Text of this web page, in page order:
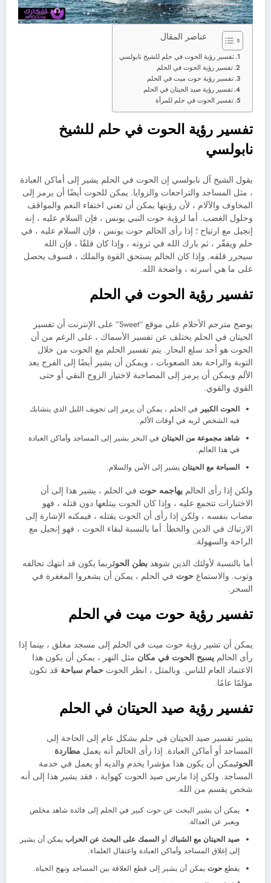
عناصر المقال
تفسير رؤية الحوت في حلم للشيخ نابولسي
تفسير رؤية الحوت في الحلم
تفسير رؤية حوت ميت في الحلم
تفسير رؤية صيد الحيتان في الحلم
تفسير الحوت في حلم للمرأة
تفسير رؤية الحوت في حلم للشيخ
نابولسي
يقول الشيخ آل نابولسي إن الحوت في الحلم يشير إلى أماكن العبادة
، مثل المساجد والتراجعات والزوايا. يمكن للحوت أيضًا أن يرمز إلى
المخاوف والآلام ، لأن رؤيتها يمكن أن تعني اختفاء النعم والمواقف
وحلول الغضب. أما لرؤية حوت النبي يونس ، فإن السلام عليه ، إنه
إنجيل مع ارتياح ؛ إذا رأى الحالم حوت يونس ، فإن السلام عليه ، في
حلم ويفقّر ، ثم بارك الله في ثروته ، وإذا كان قلقًا ، فإن الله
سيحرر قلقه. وإذا كان الحالم يستحق القوة والملك ، فسوف يحصل
على ما هي أسرته ، واضحة الله.
تفسير رؤية الحوت في الحلم
يوضح مترجم الأحلام على موقع “Sweet” على الإنترنت أن تفسير
الحيتان في الحلم يختلف عن تفسير الأسماك ، على الرغم من أن
الحوت هو أحد سلع البحار. يتم تفسير الحلم مع الحوت من خلال
التوبة والراحة بعد الصعوبات ، ويمكن أن يشير أيضًا إلى الفرج بعد
الألم ويمكن أن يرمز إلى المصاحبة لاختيار الزوج النقي أو حتى
القوي والقوي.
الحوت الكبير في الحلم ، يمكن أن يرمز إلى تجويف الليل الذي يتشابك
فيه الشخص لربه في أوقات الألم.
شاهد مجموعة من الحيتان في البحر يشير إلى المساجد وأماكن العبادة
في هذا العالم.
السباحة مع الحيتان يشير إلى الأمن والسلام.
ولكن إذا رأى الحالم يهاجمه حوت في الحلم ، يشير هذا إلى أن
الاختبارات تتجمع عليه ، وإذا كان الحوت يبتلعها دون قتله ، فهو
مصاب بنفسه ، ولكن إذا رأى أن الحوت يقتله ، فيمكنه الإشارة إلى
الارتباك في الدين والخطأ. أما بالنسبة لبقاء الحوت ، فهو إنجيل مع
الراحة والسهولة.
أما بالنسبة لأولئك الذين شوهد بطن الحوتربما يكون قد انتهك تحالفه
وتوب. والاستماع حوت في الحلم ، يمكن أن يشعروا المغفرة في
السحر.
تفسير رؤية حوت ميت في الحلم
يمكن أن تشير رؤية حوت ميت في الحلم إلى مسجد مغلق ، بينما إذا
رأى الحالم يسبح الحوت في مكان مثل النهر ، يمكن أن يكون هذا
الاعتماد العام للناس. وبالمثل ، انظر الحوت حمام سباحة قد تكون
مؤلمًا عامًا.
تفسير رؤية صيد الحيتان في الحلم
يشير تفسير صيد الحيتان في حلم بشكل عام إلى الحاجة إلى
المساجد أو أماكن العبادة. إذا رأى الحالم أنه يعمل مطاردة
الحوتيمكن أن يكون هذا مؤشرا يخدم والديه أو يعمل في خدمة
المساجد. ولكن إذا مارس صيد الحوت كهواية ، فقد يشير هذا إلى أنه
شخص يقسم من الله.
يمكن أن يشير البحث عن حوت كبير في الحلم إلى فائدة شاهد مخلص
ويعبر عن العدالة.
صيد الحيتان مع الشباك أو السمك على البحث عن الحراب يمكن أن يشير
إلى إغلاق المساجد وأماكن العبادة واعتقال العلماء.
يقطع حوت يمكن أن يشير إلى قطع العلاقة بين المساجد ونهج الحياة.